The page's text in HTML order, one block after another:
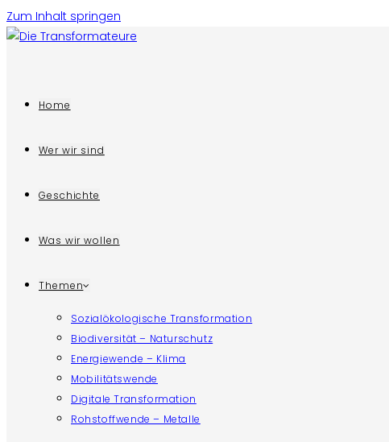
Zum Inhalt springen
Home
Wer wir sind
Geschichte
Was wir wollen
Themen
Sozialökologische Transformation
Biodiversität – Naturschutz
Energiewende – Klima
Mobilitätswende
Digitale Transformation
Rohstoffwende – Metalle